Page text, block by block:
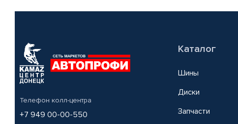
Телефон колл-центра
+7 949 00-00-550
Каталог
Шины
Диски
Запчасти